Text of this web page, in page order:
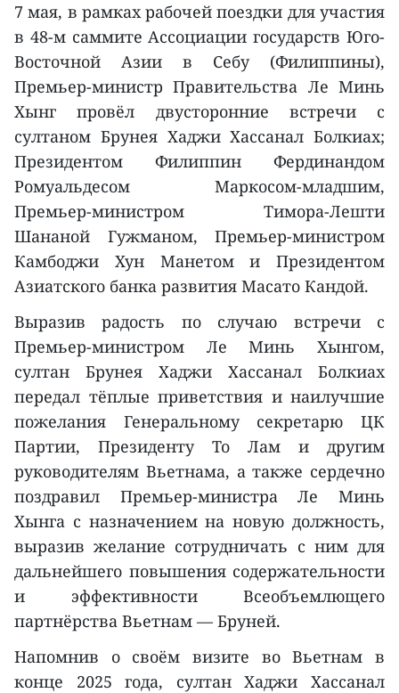
7 мая, в рамках рабочей поездки для участия
в 48-м саммите Ассоциации государств Юго-
Восточной Азии в Себу (Филиппины),
Премьер-министр Правительства Ле Минь
Хынг провёл двусторонние встречи с
султаном Брунея Хаджи Хассанал Болкиах;
Президентом Филиппин Фердинандом
Ромуальдесом Маркосом-младшим,
Премьер-министром Тимора-Лешти
Шананой Гужманом, Премьер-министром
Камбоджи Хун Манетом и Президентом
Азиатского банка развития Масато Кандой.
Выразив радость по случаю встречи с
Премьер-министром Ле Минь Хынгом,
султан Брунея Хаджи Хассанал Болкиах
передал тёплые приветствия и наилучшие
пожелания Генеральному секретарю ЦК
Партии, Президенту То Лам и другим
руководителям Вьетнама, а также сердечно
поздравил Премьер-министра Ле Минь
Хынга с назначением на новую должность,
выразив желание сотрудничать с ним для
дальнейшего повышения содержательности
и эффективности Всеобъемлющего
партнёрства Вьетнам — Бруней.
Напомнив о своём визите во Вьетнам в
конце 2025 года, султан Хаджи Хассанал